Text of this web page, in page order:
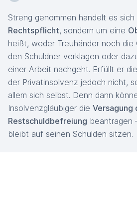
Streng genommen handelt es sich
Rechtspflicht, sondern um eine
heißt, weder Treuhänder noch die
den Schuldner verklagen oder
einer Arbeit nachgeht. Erfüllt er
der Privatinsolvenz jedoch nicht,
allem sich selbst. Denn dann
Insolvenzgläubiger die Versagung
Restschuldbefreiung beantragen
bleibt auf seinen Schulden sitzen.